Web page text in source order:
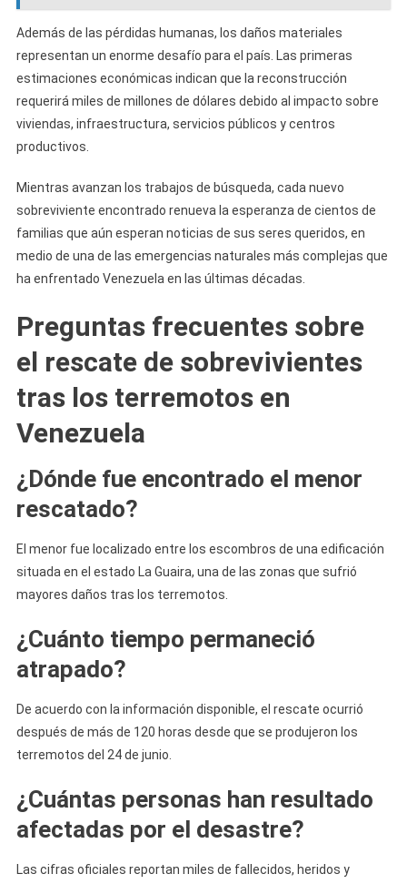
Además de las pérdidas humanas, los daños materiales
representan un enorme desafío para el país. Las primeras
estimaciones económicas indican que la reconstrucción
requerirá miles de millones de dólares debido al impacto sobre
viviendas, infraestructura, servicios públicos y centros
productivos.
Mientras avanzan los trabajos de búsqueda, cada nuevo
sobreviviente encontrado renueva la esperanza de cientos de
familias que aún esperan noticias de sus seres queridos, en
medio de una de las emergencias naturales más complejas que
ha enfrentado Venezuela en las últimas décadas.
Preguntas frecuentes sobre
el rescate de sobrevivientes
tras los terremotos en
Venezuela
¿Dónde fue encontrado el menor
rescatado?
El menor fue localizado entre los escombros de una edificación
situada en el estado La Guaira, una de las zonas que sufrió
mayores daños tras los terremotos.
¿Cuánto tiempo permaneció
atrapado?
De acuerdo con la información disponible, el rescate ocurrió
después de más de 120 horas desde que se produjeron los
terremotos del 24 de junio.
¿Cuántas personas han resultado
afectadas por el desastre?
Las cifras oficiales reportan miles de fallecidos, heridos y